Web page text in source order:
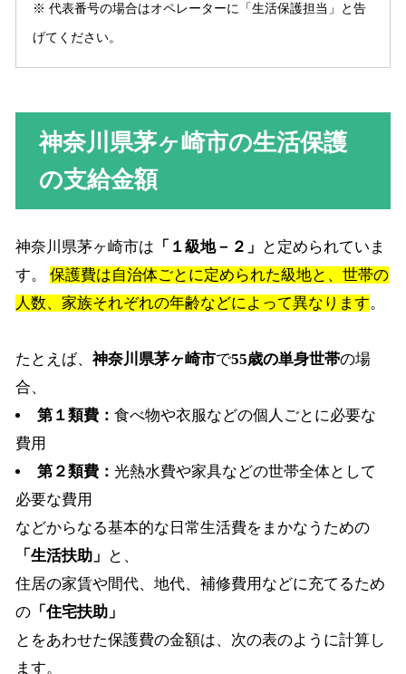
※ 代表番号の場合はオペレーターに「生活保護担当」と告
げてください。
神奈川県茅ヶ崎市の生活保護
の支給金額
神奈川県茅ヶ崎市は 「１級地－２」
と定められていま
す。保護費は自治体ごとに定められた級地と、世帯の
人数、家族それぞれの年齢などによって異なります。
たとえば、神奈川県茅ヶ崎市で55歳の単身世帯の場
合、
第１類費： 食べ物や衣服などの個人ごとに必要な
費用
第２類費： 光熱水費や家具などの世帯全体として
必要な費用
などからなる基本的な日常生活費をまかなうための
「生活扶助」
と、
住居の家賃や間代、地代、補修費用などに充てるため
の 「住宅扶助」
とをあわせた保護費の金額は、次の表のように計算し
ます。